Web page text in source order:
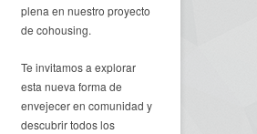
plena en nuestro proyecto
de cohousing.
Te invitamos a explorar
esta nueva forma de
envejecer en comunidad y
descubrir todos los